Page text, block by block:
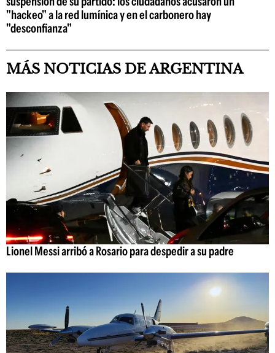
"hackeo" a la red lumínica y en el carbonero hay
"desconfianza"
MÁS NOTICIAS DE ARGENTINA
Lionel Messi arribó a Rosario para despedir a su padre